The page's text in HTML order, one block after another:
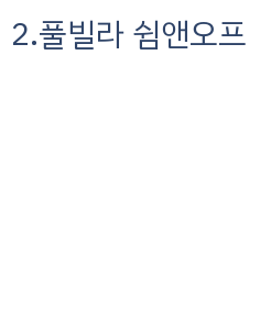
2.풀빌라 쉼앤오프